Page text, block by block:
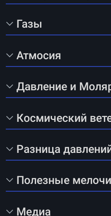
Газы
Атмосия
Давление и
Космический
Разница
Полезные
Медиа